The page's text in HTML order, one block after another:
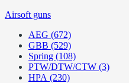
Airsoft guns
AEG (672)
GBB (529)
Spring (108)
PTW/DTW/CTW (3)
HPA (230)